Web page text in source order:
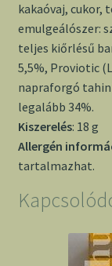
kakaóvaj, cukor,
emulgeálószer:
teljes kiőrlésű
5,5%, Proviotic
napraforgó
legalább 34%.
Kiszerelés: 18 g
Allergén
tartalmazhat.